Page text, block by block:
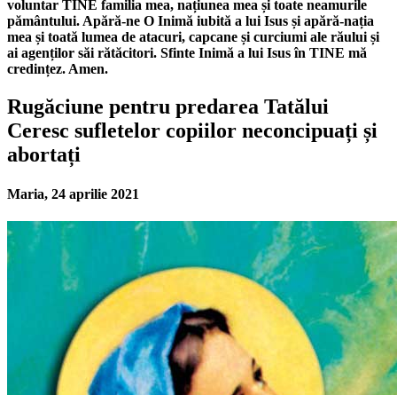
voluntar TINE familia mea, națiunea mea și toate neamurile
pământului. Apără-ne O Inimă iubită a lui Isus și apără-nația
mea și toată lumea de atacuri, capcane și curciumi ale răului și
ai agenților săi rătăcitori. Sfinte Inimă a lui Isus în TINE mă
credințez. Amen.
Rugăciune pentru predarea Tatălui
Ceresc sufletelor copiilor neconcipuați și
abortați
Maria, 24 aprilie 2021